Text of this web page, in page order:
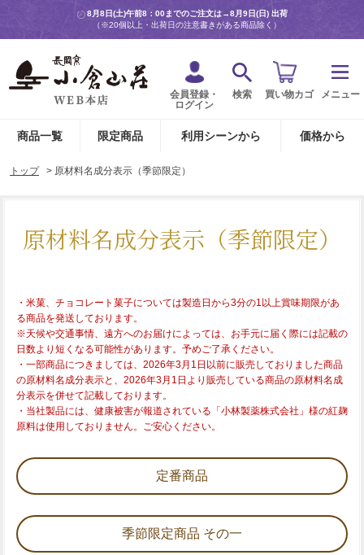
8月8日(土)午前8：00までのご注文は→8月9日(日) 出荷
（※20個以上・出荷日の注意書きがある商品除く）
会員登録・
ログイン
検索 買い物カゴ メニュー
商品一覧 限定商品 利用シーンから 価格から
トップ > 原材料名成分表示（季節限定）
原材料名成分表示（季節限定）
・米菓、チョコレート菓子については製造日から3分の1以上賞味期限があ
る商品を発送しております。
※天候や交通事情、遠方へのお届けによっては、お手元に届く際には記載の
日数より短くなる可能性があります。予めご了承ください。
・一部商品につきましては、2026年3月1日以前に販売しておりました商品
の原材料名成分表示と、2026年3月1日より販売している商品の原材料名成
分表示を併せて記載しております。
・当社製品には、健康被害が報道されている「小林製薬株式会社」様の紅麹
原料は使用しておりません。ご安心ください。
定番商品
季節限定商品 その一